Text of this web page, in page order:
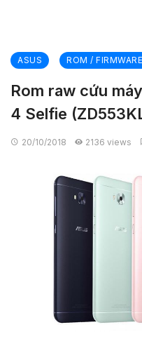
ASUS ROM / FIRMWARE
Rom raw cứu
4 Selfie
20/10/2018 2136 views